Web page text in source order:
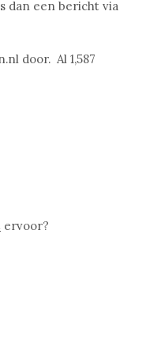
dan een bericht via
door. Al 1,587
ervoor?